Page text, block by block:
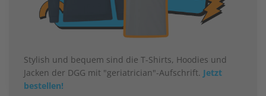
Stylish und bequem sind die T-Shirts, Hoodies und
Jacken der DGG mit "geriatrician"-Aufschrift. Jetzt
bestellen!